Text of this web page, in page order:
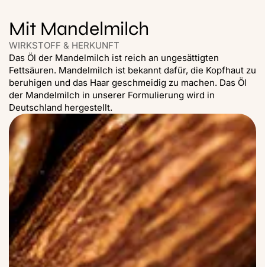
Mit Mandelmilch
WIRKSTOFF & HERKUNFT
Das Öl der Mandelmilch ist reich an ungesättigten
Fettsäuren. Mandelmilch ist bekannt dafür, die Kopfhaut zu
beruhigen und das Haar geschmeidig zu machen. Das Öl
der Mandelmilch in unserer Formulierung wird in
Deutschland hergestellt.